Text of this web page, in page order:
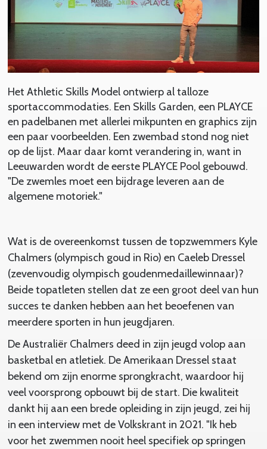
Het Athletic Skills Model ontwierp al talloze
sportaccommodaties. Een Skills Garden, een PLAYCE
en padelbanen met allerlei mikpunten en graphics zijn
een paar voorbeelden. Een zwembad stond nog niet
op de lijst. Maar daar komt verandering in, want in
Leeuwarden wordt de eerste PLAYCE Pool gebouwd.
"De zwemles moet een bijdrage leveren aan de
algemene motoriek."
Wat is de overeenkomst tussen de topzwemmers Kyle
Chalmers (olympisch goud in Rio) en Caeleb Dressel
(zevenvoudig olympisch goudenmedaillewinnaar)?
Beide topatleten stellen dat ze een groot deel van hun
succes te danken hebben aan het beoefenen van
meerdere sporten in hun jeugdjaren.
De Australiër Chalmers deed in zijn jeugd volop aan
basketbal en atletiek. De Amerikaan Dressel staat
bekend om zijn enorme sprongkracht, waardoor hij
veel voorsprong opbouwt bij de start. Die kwaliteit
dankt hij aan een brede opleiding in zijn jeugd, zei hij
in een interview met de Volkskrant in 2021. "Ik heb
voor het zwemmen nooit heel specifiek op springen